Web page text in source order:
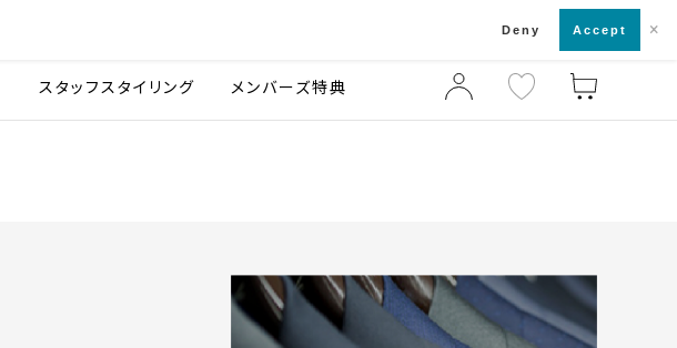
店舗一覧・来店予約
スタッフスタイリング メンバーズ特典
Deny Accept ×